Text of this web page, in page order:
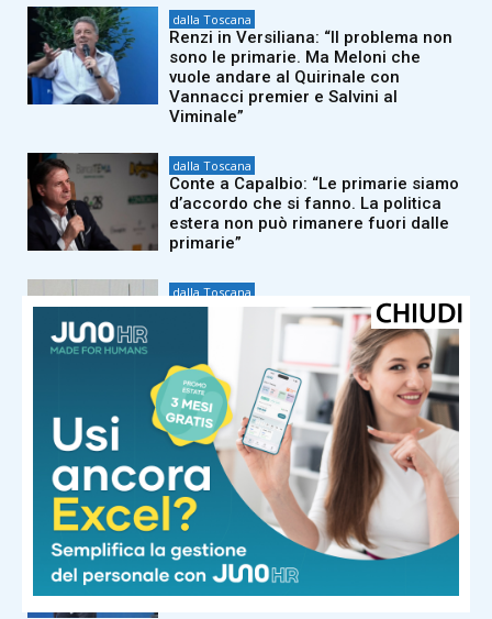
dalla Toscana
Renzi in Versiliana: “Il problema non
sono le primarie. Ma Meloni che
vuole andare al Quirinale con
Vannacci premier e Salvini al
Viminale”
dalla Toscana
Conte a Capalbio: “Le primarie siamo
d’accordo che si fanno. La politica
estera non può rimanere fuori dalle
primarie”
dalla Toscana
La terra trema nella Toscana del
nord ovest: epicentro a ovest di Pisa
dalla Toscana
Caldo record, ma le risorse idriche
della Toscana per ora non ne
risentono
dalla Toscana
Tajani a La Versiliana su Ceuta e stop
Schengen con Spagna: “Verifichiamo